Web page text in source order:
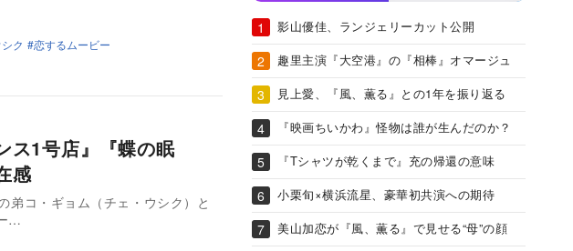
ク 恋するムービー
ス1号店』『蝶の眠
感
弟コ・ギョム（チェ・ウシク）と
…
影山優佳、ランジェリーカット公開
趣里主演『大空港』の『相棒』オマージュ
見上愛、『風、薫る』との1年を振り返る
『映画ちいかわ』怪物は誰が生んだのか？
『Tシャツが乾くまで』充の帰還の意味
小栗旬×横浜流星、豪華初共演への期待
美山加恋が『風、薫る』で見せる“母”の顔